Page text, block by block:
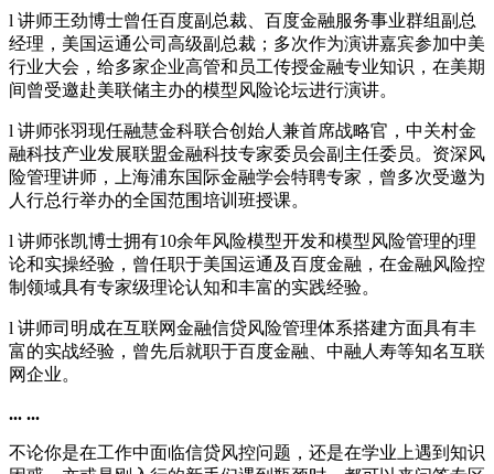
l 讲师王劲博士曾任百度副总裁、百度金融服务事业群组副总
经理，美国运通公司高级副总裁；多次作为演讲嘉宾参加中美
行业大会，给多家企业高管和员工传授金融专业知识，在美期
间曾受邀赴美联储主办的模型风险论坛进行演讲。
l 讲师张羽现任融慧金科联合创始人兼首席战略官，中关村金
融科技产业发展联盟金融科技专家委员会副主任委员。资深风
险管理讲师，上海浦东国际金融学会特聘专家，曾多次受邀为
人行总行举办的全国范围培训班授课。
l 讲师张凯博士拥有10余年风险模型开发和模型风险管理的理
论和实操经验，曾任职于美国运通及百度金融，在金融风险控
制领域具有专家级理论认知和丰富的实践经验。
l 讲师司明成在互联网金融信贷风险管理体系搭建方面具有丰
富的实战经验，曾先后就职于百度金融、中融人寿等知名互联
网企业。
... ...
不论你是在工作中面临信贷风控问题，还是在学业上遇到知识